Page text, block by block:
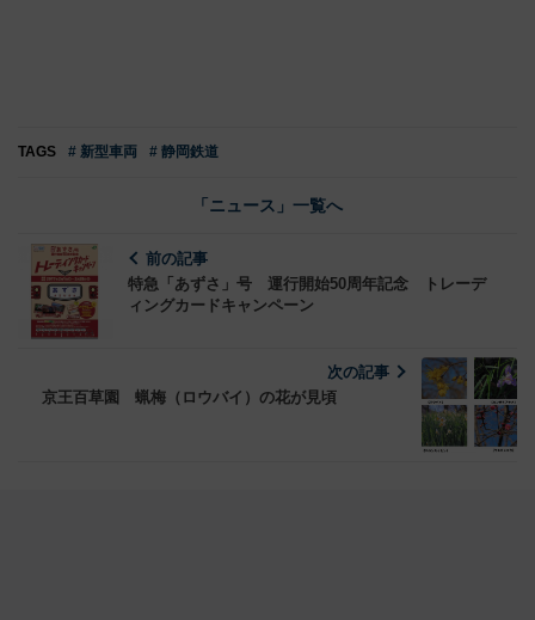
TAGS # 新型車両 # 静岡鉄道
「ニュース」一覧へ
前の記事
特急「あずさ」号 運行開始50周年記念 トレーデ
ィングカードキャンペーン
次の記事
京王百草園 蝋梅（ロウバイ）の花が見頃